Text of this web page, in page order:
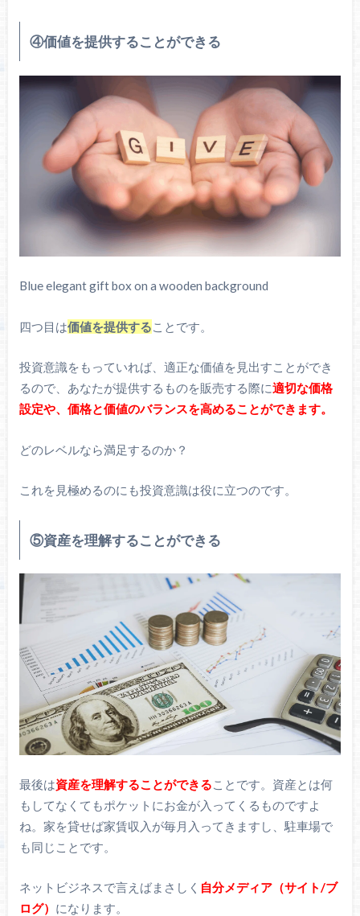
④価値を提供することができる
Blue elegant gift box on a wooden background
四つ目は価値を提供する ことです。
投資意識をもっていれば、適正な価値を見出すことができ
るので、あなたが提供するものを販売する際に適切な価格
設定や、価格と価値のバランスを高めることができます。
どのレベルなら満足するのか？
これを見極めるのにも投資意識は役に立つのです。
⑤資産を理解することができる
最後は資産を理解することができる ことです。資産とは何
もしてなくてもポケットにお金が入ってくるものですよ
ね。家を貸せば家賃収入が毎月入ってきますし、駐車場で
も同じことです。
ネットビジネスで言えばまさしく 自分メディア（サイト/ブ
ログ） になります。